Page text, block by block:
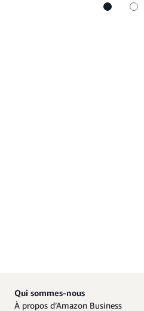
Qui sommes-nous
À propos d’Amazon Business